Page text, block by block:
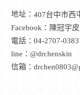
地址：407台中市西
Facebook： 陳冠宇
電話：04-2707-0383
line：@drchenskin
信箱：